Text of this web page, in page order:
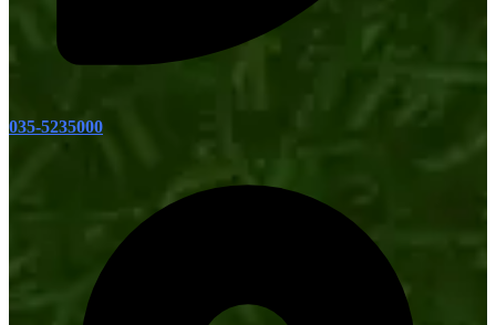
035-5235000